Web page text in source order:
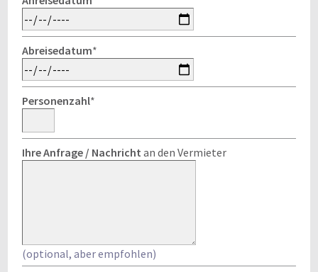
Abreisedatum*
Personenzahl*
Ihre Anfrage / Nachricht an den Vermieter
(optional, aber empfohlen)